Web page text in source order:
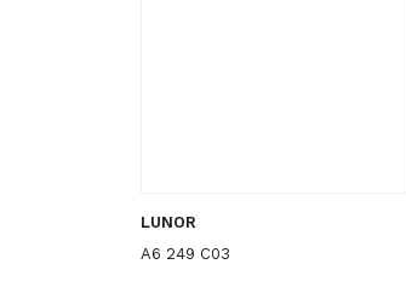
LUNOR
A6 249 C03